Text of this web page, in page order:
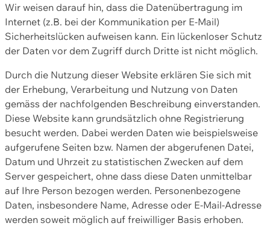
Wir weisen darauf hin, dass die Datenübertragung im
Internet (z.B. bei der Kommunikation per E-Mail)
Sicherheitslücken aufweisen kann. Ein lückenloser Schutz
der Daten vor dem Zugriff durch Dritte ist nicht möglich.
Durch die Nutzung dieser Website erklären Sie sich mit
der Erhebung, Verarbeitung und Nutzung von Daten
gemäss der nachfolgenden Beschreibung einverstanden.
Diese Website kann grundsätzlich ohne Registrierung
besucht werden. Dabei werden Daten wie beispielsweise
aufgerufene Seiten bzw. Namen der abgerufenen Datei,
Datum und Uhrzeit zu statistischen Zwecken auf dem
Server gespeichert, ohne dass diese Daten unmittelbar
auf Ihre Person bezogen werden. Personenbezogene
Daten, insbesondere Name, Adresse oder E-Mail-Adresse
werden soweit möglich auf freiwilliger Basis erhoben.